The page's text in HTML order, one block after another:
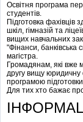
Освітня програма
студентів.
Підготовка фахівців
шкіл, гімназій та
вищих навчальних
"Фінанси, банківська
магістра.
Громадянам, які вже
другу вищу юридичну
програмою
Для тих хто бажає